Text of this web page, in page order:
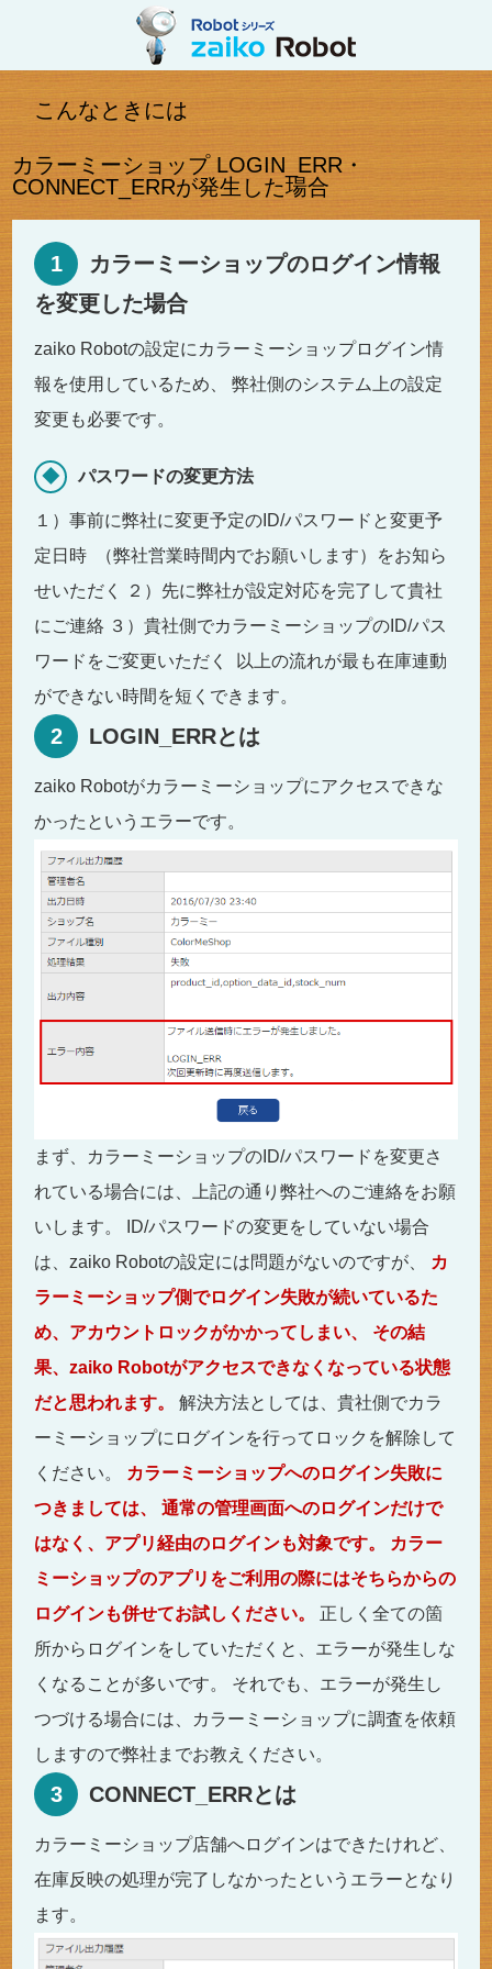
こんなときには
カラーミーショップ LOGIN_ERR・
CONNECT_ERRが発生した場合
1
カラーミーショップのログイン情報
を変更した場合
zaiko Robotの設定にカラーミーショップログイン情
報を使用しているため、 弊社側のシステム上の設定
変更も必要です。
◆ パスワードの変更方法
１）事前に弊社に変更予定のID/パスワードと変更予
定日時 （弊社営業時間内でお願いします）をお知ら
せいただく ２）先に弊社が設定対応を完了して貴社
にご連絡 ３）貴社側でカラーミーショップのID/パス
ワードをご変更いただく 以上の流れが最も在庫連動
ができない時間を短くできます。
2 LOGIN_ERRとは
zaiko Robotがカラーミーショップにアクセスできな
かったというエラーです。
まず、カラーミーショップのID/パスワードを変更さ
れている場合には、上記の通り弊社へのご連絡をお願
いします。 ID/パスワードの変更をしていない場合
は、zaiko Robotの設定には問題がないのですが、
カ
ラーミーショップ側でログイン失敗が続いているた
め、アカウントロックがかかってしまい、
その結
果、zaiko Robotがアクセスできなくなっている状態
だと思われます。
解決方法としては、貴社側でカラ
ーミーショップにログインを行ってロックを解除して
ください。
カラーミーショップへのログイン失敗に
つきましては、
通常の管理画面へのログインだけで
はなく、アプリ経由のログインも対象です。
カラー
ミーショップのアプリをご利用の際にはそちらからの
ログインも併せてお試しください。 正しく全ての箇
所からログインをしていただくと、エラーが発生しな
くなることが多いです。 それでも、エラーが発生し
つづける場合には、カラーミーショップに調査を依頼
しますので弊社までお教えください。
3 CONNECT_ERRとは
カラーミーショップ店舗へログインはできたけれど、
在庫反映の処理が完了しなかったというエラーとなり
ます。